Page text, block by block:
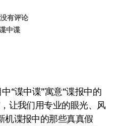
没有评论
中谍
“谍中谍”寓意“谍报中的
让我们用专业的眼光、风
机谍报中的那些真真假